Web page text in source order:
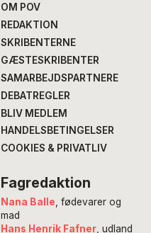
OM POV
REDAKTION
SKRIBENTERNE
GÆSTESKRIBENTER
SAMARBEJDSPARTNERE
DEBATREGLER
BLIV MEDLEM
HANDELSBETINGELSER
COOKIES & PRIVATLIV
Fagredaktion
Nana Balle , fødevarer og
mad
Hans Henrik Fafner, udland